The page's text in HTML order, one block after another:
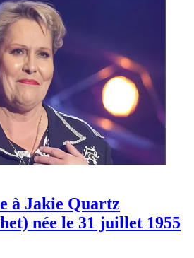
à Jakie Quartz
née le 31 juillet 1955